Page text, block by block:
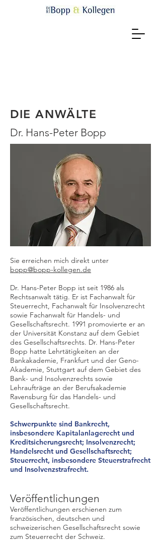
DIE ANWÄLTE
Sie erreichen mich direkt unter
bopp@bopp-kollegen.de
Dr. Hans-Peter Bopp ist seit 1986 als
Rechtsanwalt tätig. Er ist Fachanwalt für
Steuerrecht, Fachanwalt für Insolvenzrecht
sowie Fachanwalt für Handels- und
Gesellschaftsrecht. 1991 promovierte er an
der Universität Konstanz auf dem Gebiet
des Gesellschaftsrechts. Dr. Hans-Peter
Bopp hatte Lehrtätigkeiten an der
Bankakademie, Frankfurt und der Geno-
Akademie, Stuttgart auf dem Gebiet des
Bank- und Insolvenzrechts sowie
Lehraufträge an der Berufsakademie
Ravensburg für das Handels- und
Gesellschaftsrecht.
Schwerpunkte sind Bankrecht,
insbesondere Kapitalanlagerecht und
Kreditsicherungsrecht; Insolvenzrecht;
Handelsrecht und Gesellschaftsrecht;
Steuerrecht, insbesondere Steuerstrafrecht
und Insolvenzstrafrecht.
Veröffentlichungen
Veröffentlichungen erschienen zum
französischen, deutschen und
schweizerischen Gesellschaftsrecht sowie
zum Steuerrecht der Schweiz.
Dr. Hans-Peter Bopp